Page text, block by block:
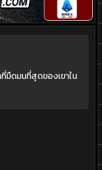
มืดมนที่สุดของเขาใน